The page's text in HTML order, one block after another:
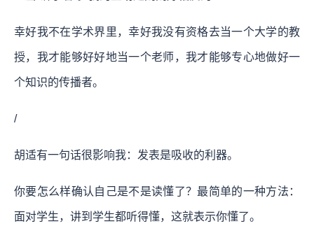
幸好我不在学术界里，幸好我没有资格去当一个大学的教
授，我才能够好好地当一个老师，我才能够专心地做好一
个知识的传播者。
/
胡适有一句话很影响我：发表是吸收的利器。
你要怎么样确认自己是不是读懂了？最简单的一种方法：
面对学生，讲到学生都听得懂，这就表示你懂了。